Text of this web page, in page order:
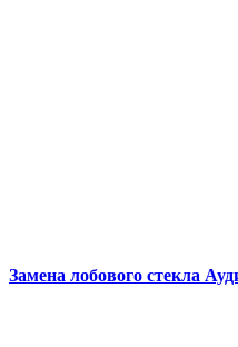
Замена лобового стекла